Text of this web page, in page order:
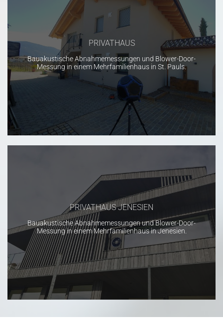
PRIVATHAUS
Bauakustische Abnahmemessungen und Blower-Door-
Messung in einem Mehrfamilienhaus in St. Pauls.
PRIVATHAUS JENESIEN
Bauakustische Abnahmemessungen und Blower-Door-
Messung in einem Mehrfamilienhaus in Jenesien.